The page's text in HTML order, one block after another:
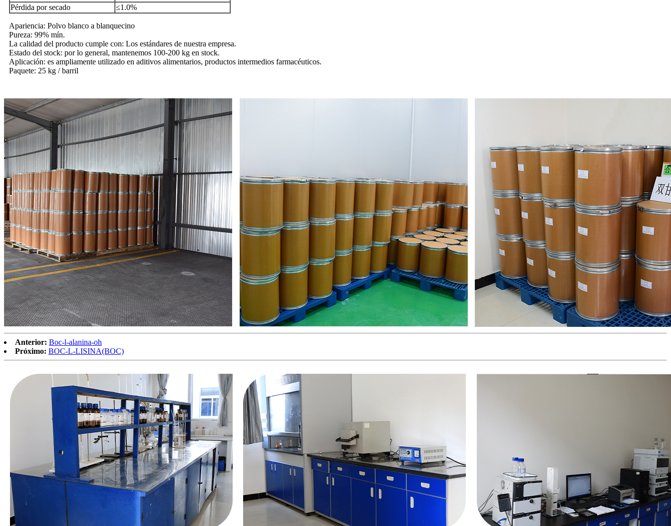
Pérdida por secado
≤1.0%
Apariencia: Polvo blanco a blanquecino
Pureza: 99% mín.
La calidad del producto cumple con: Los estándares de nuestra empresa.
Estado del stock: por lo general, mantenemos 100-200 kg en stock.
Aplicación: es ampliamente utilizado en aditivos alimentarios, productos intermedios farmacéuticos.
Paquete: 25 kg / barril
Anterior: Boc-l-alanina-oh
Próximo: BOC-L-LISINA(BOC)